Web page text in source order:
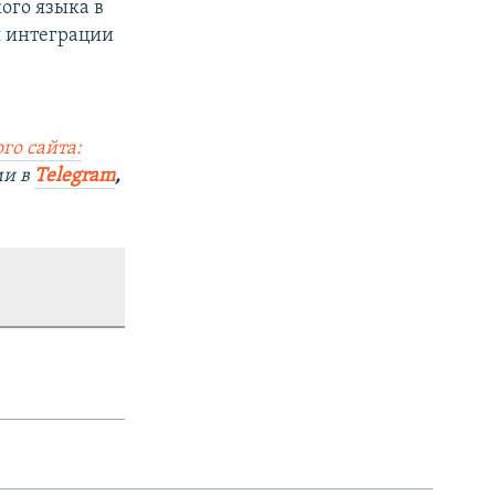
языка в
интеграции
сайта:
в Telegram,